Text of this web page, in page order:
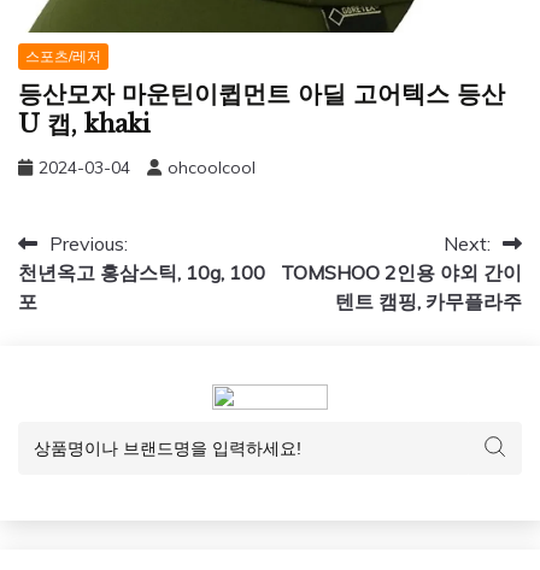
스포츠/레저
등산모자 마운틴이큅먼트 아딜 고어텍스 등산
U 캡, khaki
2024-03-04 ohcoolcool
글
탐
Previous:
천년옥고 홍삼스틱, 10g, 100
포
Next:
TOMSHOO 2인용 야외 간이
텐트 캠핑, 카무플라주